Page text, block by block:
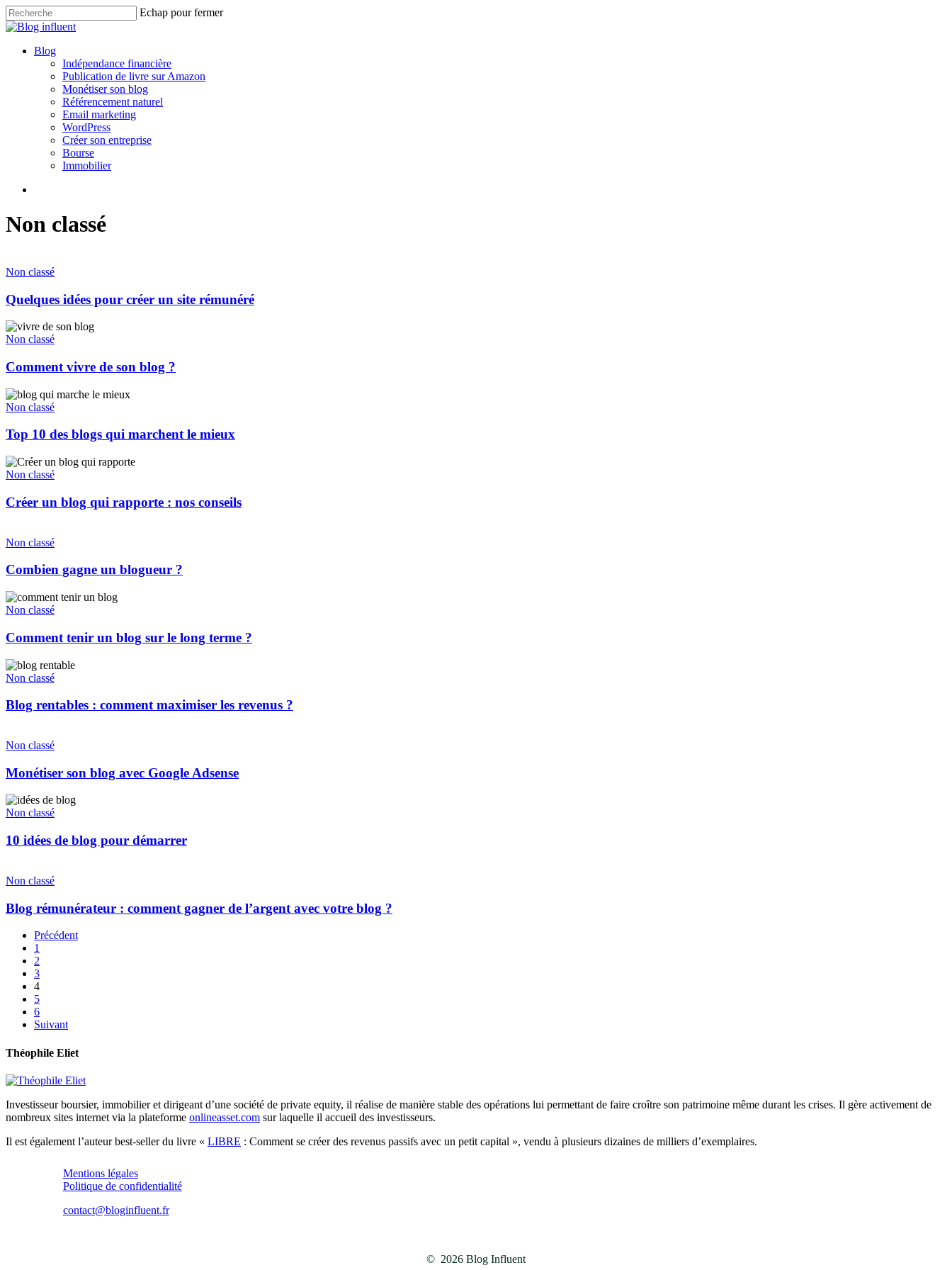
Skip
to
content
Echap pour fermer
Close
search
Menu
Blog
Indépendance financière
Publication de livre sur Amazon
Monétiser son blog
Référencement naturel
Email marketing
WordPress
Créer son entreprise
Bourse
Immobilier
Non classé
Non classé
Quelques idées pour créer un site rémunéré
Non classé
Comment vivre de son blog ?
Non classé
Top 10 des blogs qui marchent le mieux
Non classé
Créer un blog qui rapporte : nos conseils
Non classé
Combien gagne un blogueur ?
Non classé
Comment tenir un blog sur le long terme ?
Non classé
Blog rentables : comment maximiser les revenus ?
Non classé
Monétiser son blog avec Google Adsense
Non classé
10 idées de blog pour démarrer
Non classé
Blog rémunérateur : comment gagner de l’argent avec votre blog ?
Précédent
1
2
3
4
5
6
Suivant
Théophile Eliet
Investisseur boursier, immobilier et dirigeant d’une société de private equity, il réalise de manière stable des opérations lui permettant de faire croître son patrimoine même durant les crises. Il gère activement de
nombreux sites internet via la plateforme onlineasset.com sur laquelle il accueil des investisseurs.
Il est également l’auteur best-seller du livre « LIBRE : Comment se créer des revenus passifs avec un petit capital », vendu à plusieurs dizaines de milliers d’exemplaires.
Mentions légales
Politique de confidentialité
contact@bloginfluent.fr
© 2026 Blog Influent